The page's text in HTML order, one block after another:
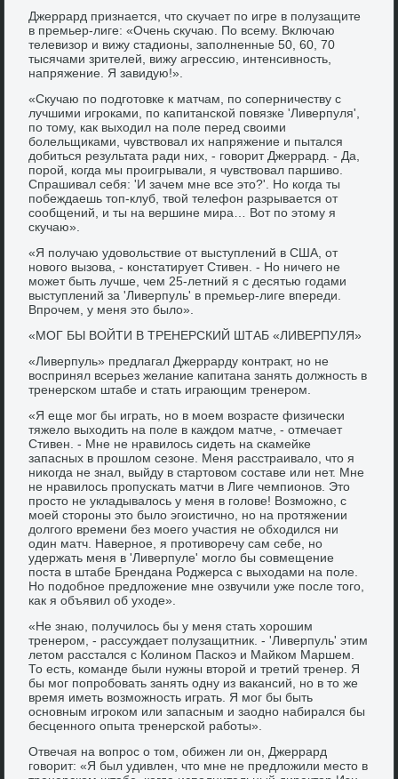
Джеррард признается, что скучает по игре в полузащите
в премьер-лиге: «Очень скучаю. По всему. Включаю
телевизор и вижу стадионы, заполненные 50, 60, 70
тысячами зрителей, вижу агрессию, интенсивность,
напряжение. Я завидую!».
«Скучаю по подготовке к матчам, по соперничеству с
лучшими игроками, по капитанской повязке 'Ливерпуля',
по тому, как выходил на поле перед своими
болельщиками, чувствовал их напряжение и пытался
добиться результата ради них, - говорит Джеррард. - Да,
порой, когда мы проигрывали, я чувствовал паршиво.
Спрашивал себя: 'И зачем мне все это?'. Но когда ты
побеждаешь топ-клуб, твой телефон разрывается от
сообщений, и ты на вершине мира… Вот по этому я
скучаю».
«Я получаю удовольствие от выступлений в США, от
нового вызова, - констатирует Стивен. - Но ничего не
может быть лучше, чем 25-летний я с десятью годами
выступлений за 'Ливерпуль' в премьер-лиге впереди.
Впрочем, у меня это было».
«МОГ БЫ ВОЙТИ В ТРЕНЕРСКИЙ ШТАБ «ЛИВЕРПУЛЯ»
«Ливерпуль» предлагал Джеррарду контракт, но не
воспринял всерьез желание капитана занять должность в
тренерском штабе и стать играющим тренером.
«Я еще мог бы играть, но в моем возрасте физически
тяжело выходить на поле в каждом матче, - отмечает
Стивен. - Мне не нравилось сидеть на скамейке
запасных в прошлом сезоне. Меня расстраивало, что я
никогда не знал, выйду в стартовом составе или нет. Мне
не нравилось пропускать матчи в Лиге чемпионов. Это
просто не укладывалось у меня в голове! Возможно, с
моей стороны это было эгоистично, но на протяжении
долгого времени без моего участия не обходился ни
один матч. Наверное, я противоречу сам себе, но
удержать меня в 'Ливерпуле' могло бы совмещение
поста в штабе Брендана Роджерса с выходами на поле.
Но подобное предложение мне озвучили уже после того,
как я объявил об уходе».
«Не знаю, получилось бы у меня стать хорошим
тренером, - рассуждает полузащитник. - 'Ливерпуль' этим
летом расстался с Колином Паскоэ и Майком Маршем.
То есть, команде были нужны второй и третий тренер. Я
бы мог попробовать занять одну из вакансий, но в то же
время иметь возможность играть. Я мог бы быть
основным игроком или запасным и заодно набирался бы
бесценного опыта тренерской работы».
Отвечая на вопрос о том, обижен ли он, Джеррард
говорит: «Я был удивлен, что мне не предложили место в